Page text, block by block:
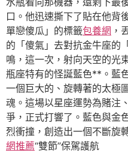
口。他迅速撕下了貼在他背
單戀傻瓜」的標籤包養網 ，
的「傻氣」去對抗金牛座的
鳴，這一次，射向天空的光
瓶座特有的怪誕藍色**。藍
一個巨大的、旋轉著的太極
魂。這場以星座運勢為賭注
爭，正式打響了。藍色與金
烈衝撞，創造出一個不斷旋
網推薦“雙節”保駕護航